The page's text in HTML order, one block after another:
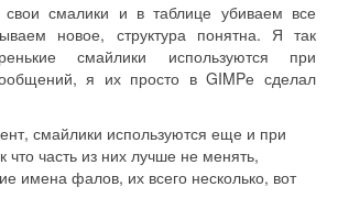
свои смалики и в таблице убиваем все
новое, структура понятна. Я так
смайлики используются при
я их просто в GIMPе сделал
смайлики используются еще и при
что часть из них лучше не менять,
имена фалов, их всего несколько, вот